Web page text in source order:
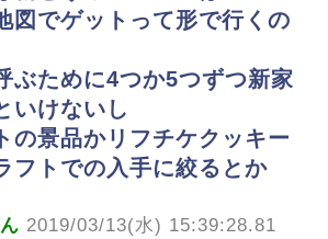
図でゲットって形で行くの
ぶために4つか5つずつ新家
いけないし
の景品かリフチケクッキー
フトでの入手に絞るとか
2019/03/13(水) 15:39:28.81